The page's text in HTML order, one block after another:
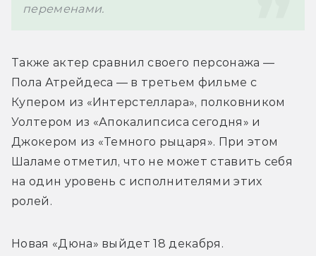
переменами.
Также актер сравнил своего персонажа —
Пола Атрейдеса — в третьем фильме с
Купером из «Интерстеллара», полковником
Уолтером из «Апокалипсиса сегодня» и
Джокером из «Темного рыцаря». При этом
Шаламе отметил, что не может ставить себя
на один уровень с исполнителями этих
ролей.
Новая «Дюна» выйдет 18 декабря.